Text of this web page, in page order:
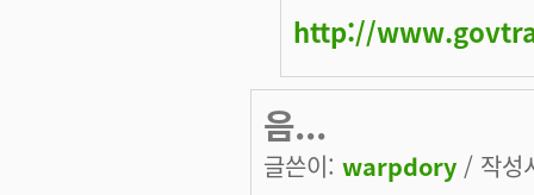
http://
음...
글쓴이: warpdory / 작성